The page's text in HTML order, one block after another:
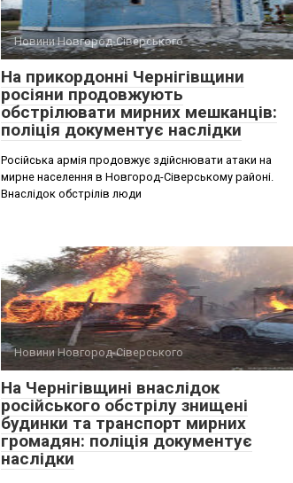
Новини Новгород-Сіверського
На прикордонні Чернігівщини
росіяни продовжують
обстрілювати мирних мешканців:
поліція документує наслідки
Російська армія продовжує здійснювати атаки на
мирне населення в Новгород-Сіверському районі.
Внаслідок обстрілів люди
Новини Новгород-Сіверського
На Чернігівщині внаслідок
російського обстрілу знищені
будинки та транспорт мирних
громадян: поліція документує
наслідки